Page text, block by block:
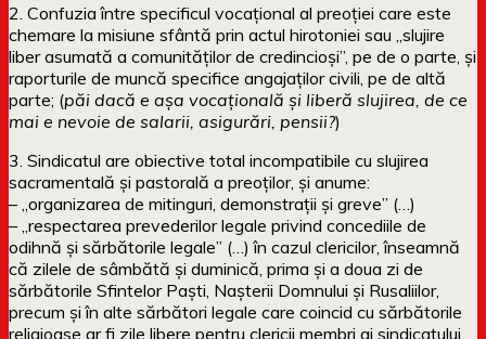
2. Confuzia între specificul vocaţional al preoţiei care este
chemare la misiune sfântă prin actul hirotoniei sau „slujire
liber asumată a comunităţilor de credincioşi”, pe de o parte, şi
raporturile de muncă specifice angajaţilor civili, pe de altă
parte; (păi dacă e așa vocațională și liberă slujirea, de ce
mai e nevoie de salarii, asigurări, pensii?)
3. Sindicatul are obiective total incompatibile cu slujirea
sacramentală şi pastorală a preoţilor, şi anume:
– „organizarea de mitinguri, demonstraţii şi greve” (…)
– „respectarea prevederilor legale privind concediile de
odihnă şi sărbătorile legale” (…) în cazul clericilor, înseamnă
că zilele de sâmbătă şi duminică, prima şi a doua zi de
sărbătorile Sfintelor Paşti, Naşterii Domnului şi Rusaliilor,
precum şi în alte sărbători legale care coincid cu sărbătorile
religioase ar fi zile libere pentru clericii membri ai sindicatului,